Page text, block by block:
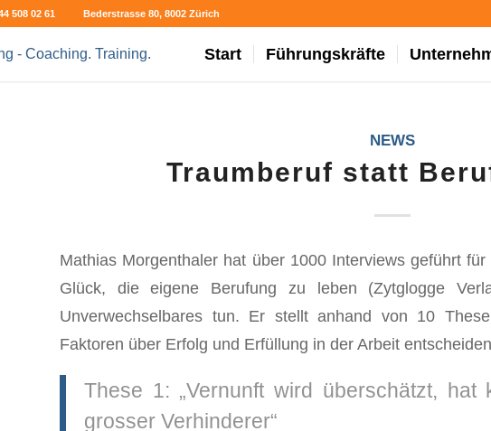
508 02 61 Bederstrasse 80, 8002 Zürich
Start Führungskräfte
NEWS
Traumberuf statt
Mathias Morgenthaler hat über 1000 Interviews geführt
Glück, die eigene Berufung zu leben (Zytglogge
Unverwechselbares tun. Er stellt anhand von 10
Faktoren über Erfolg und Erfüllung in der Arbeit
These 1: „Vernunft wird überschätzt,
grosser Verhinderer“